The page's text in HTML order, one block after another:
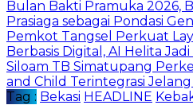
Bulan Bakti Pramuka 2026,
Prasiaga sebagai Pondasi
Pemkot Tangsel Perkuat
Berbasis Digital, AI Helita
Siloam TB Simatupang
and Child Terintegrasi Jelang
Tag : Bekasi HEADLINE